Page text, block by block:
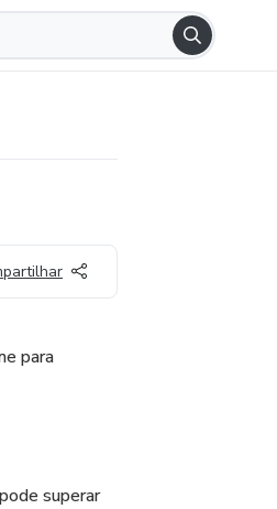
para
superar